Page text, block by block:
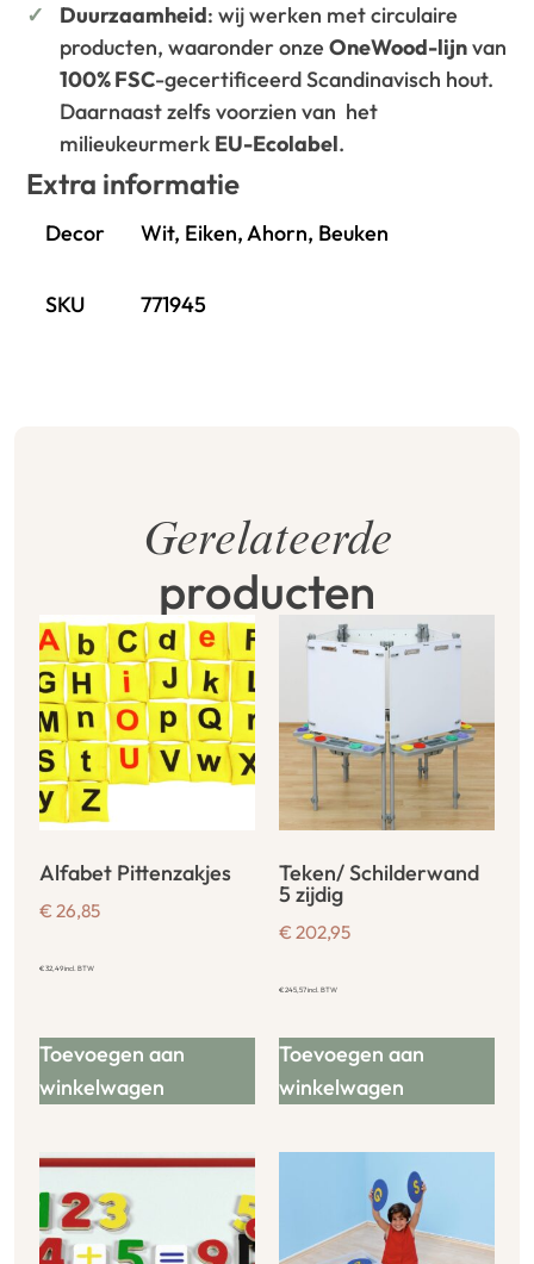
Duurzaamheid: wij werken met circulaire
producten, waaronder onzeOneWood-lijnvan
100% FSC-gecertificeerd Scandinavisch hout.
Daarnaast zelfs voorzien van het
milieukeurmerk EU-Ecolabel.
Extra informatie
Decor Wit, Eiken, Ahorn, Beuken
SKU 771945
Gerelateerde
producten
Alfabet Pittenzakjes
€ 26,85
€32,49incl. BTW
Toevoegen aan
winkelwagen
Teken/ Schilderwand
5 zijdig
€ 202,95
€245,57incl. BTW
Toevoegen aan
winkelwagen